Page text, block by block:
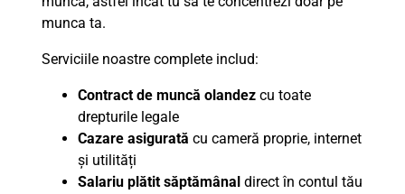
munca ta.
Serviciile noastre complete includ:
Contract de muncă olandez cu toate
drepturile legale
Cazare asigurată cu cameră proprie, internet
și utilități
Salariu plătit săptămânal direct în contul tău